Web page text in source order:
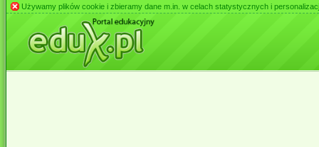
Używamy plików cookie i zbieramy dane m.in. w celach statystycznych i